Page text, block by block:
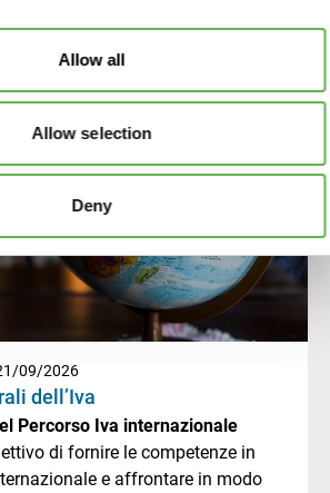
Allow all
Allow selection
Deny
di fornire le competenze in
e affrontare in modo
le problematiche relative agli
09/2026
dell’Iva
Percorso Iva internazionale
di fornire le competenze in
e affrontare in modo